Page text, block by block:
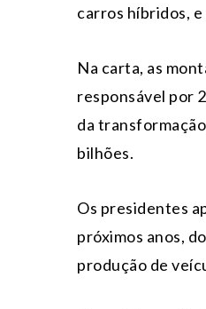
carros híbridos, e
Na carta, as
responsável por
da
bilhões.
Os presidentes
próximos anos,
produção de